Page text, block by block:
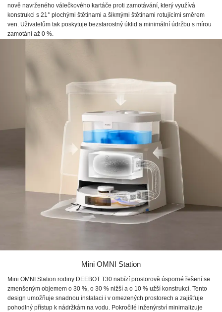
nově navrženého válečkového kartáče proti zamotávání, který využívá
konstrukci s 21° plochými štětinami a šikmými štětinami rotujícími směrem
ven. Uživatelům tak poskytuje bezstarostný úklid a minimální údržbu s mírou
zamotání až 0 %.
Mini OMNI Station
Mini OMNI Station rodiny DEEBOT T30 nabízí prostorově úsporné řešení se
zmenšeným objemem o 30 %, o 30 % nižší a o 10 % užší konstrukcí. Tento
design umožňuje snadnou instalaci i v omezených prostorech a zajišťuje
pohodlný přístup k nádržkám na vodu. Pokročilé inženýrství minimalizuje